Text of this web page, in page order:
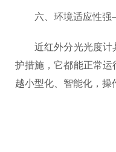
六、环境适应性强
近红外分光光度计具
护措施，它都能正常
越小型化、智能化，操